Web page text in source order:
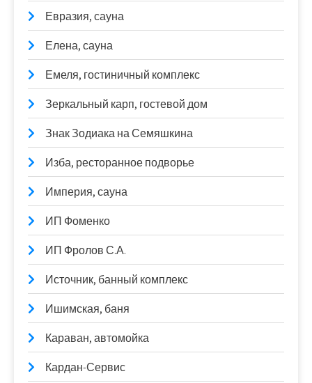
Евразия, сауна
Елена, сауна
Емеля, гостиничный комплекс
Зеркальный карп, гостевой дом
Знак Зодиака на Семяшкина
Изба, ресторанное подворье
Империя, сауна
ИП Фоменко
ИП Фролов С.А.
Источник, банный комплекс
Ишимская, баня
Караван, автомойка
Кардан-Сервис